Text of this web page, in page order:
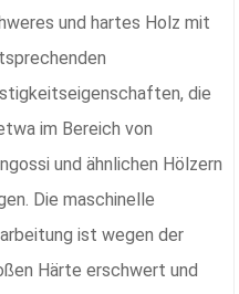
und hartes Holz mit
die
im Bereich von
und ähnlichen Hölzern
Die maschinelle
ist wegen der
Härte erschwert und